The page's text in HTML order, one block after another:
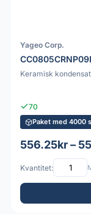
Yageo Corp.
Keramisk
70
Paket med 4000
556.25kr –
Kvantitet: